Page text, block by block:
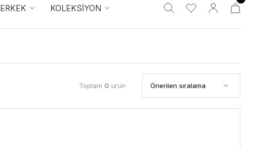
ERKEK KOLEKSİYON
Toplam 0 ürün